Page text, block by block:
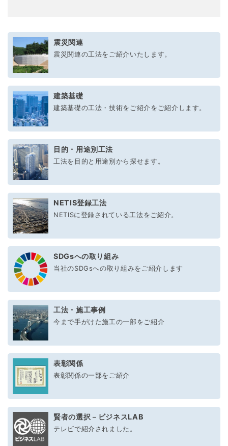
震災関連
震災関連の工法をご紹介いたします。
建築基礎
建築基礎の工法・技術をご紹介をご紹介します。
目的・用途別工法
工法を目的と用途別から探せます。
NETIS登録工法
NETISに登録されている工法をご紹介。
SDGsへの取り組み
当社のSDGsへの取り組みをご紹介します
工法・施工事例
今まで手がけた施工の一部をご紹介
表彰関係
表彰関係の一部をご紹介
賢者の選択－ビジネスLAB
テレビで紹介されました。